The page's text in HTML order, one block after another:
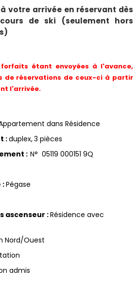
votre arrivée en réservant dès
de ski (seulement hors
étant envoyées à l'avance,
de réservations de ceux-ci à partir
l'arrivée.
dans Résidence
:duplex 3 pièces
: N° 05119 000151 9Q
:Pégase
ascenseur :Résidence avec
Nord/Ouest
admis